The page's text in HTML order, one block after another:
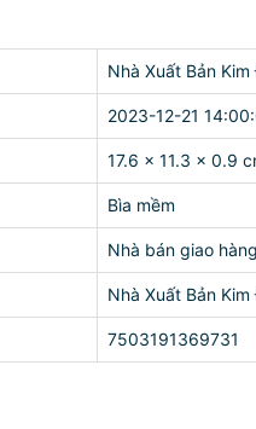
Nhà Xuất Bản
2023-12-21
17.6 x 11.3 x 0.9
Bìa mềm
Nhà bán giao
Nhà Xuất Bản
7503191369731